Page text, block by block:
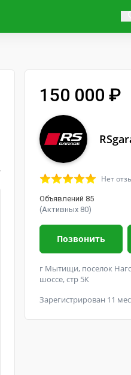
150 000 ₽
Нет
Объявлений 85
(Активных 80)
Позвонить
г Мытищи, поселок
шоссе, стр 5К
Зарегистрирован 11